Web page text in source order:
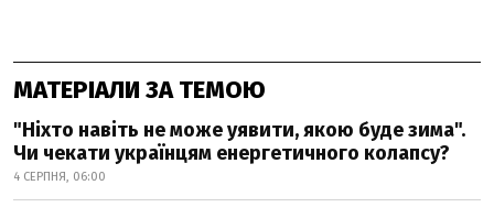
МАТЕРІАЛИ ЗА ТЕМОЮ
"Ніхто навіть не може уявити, якою буде зима".
Чи чекати українцям енергетичного колапсу?
4 СЕРПНЯ, 06:00